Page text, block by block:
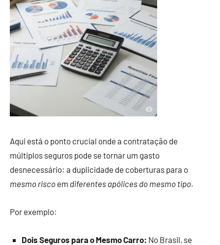
Aqui está o ponto crucial onde a contratação de
múltiplos seguros pode se tornar um gasto
desnecessário: a duplicidade de coberturas para o
mesmo risco em diferentes apólices do mesmo tipo.
Por exemplo:
Dois Seguros para o Mesmo Carro: No Brasil, se